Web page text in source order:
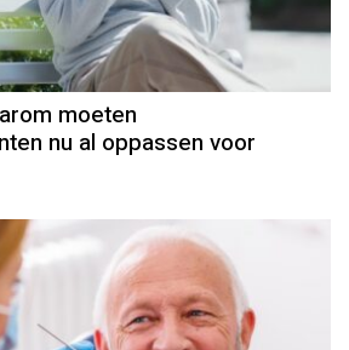
moeten
nu al oppassen voor